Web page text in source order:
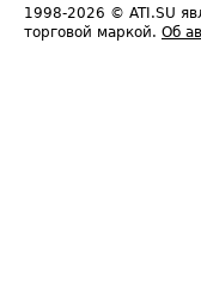
1998-2026 © ATI.SU
торговой маркой. Об